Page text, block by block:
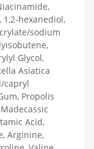
1,2-hexanediol,
sodium
Glycol,
Asiatica
capryl
Propolis
Acid,
Arginine,